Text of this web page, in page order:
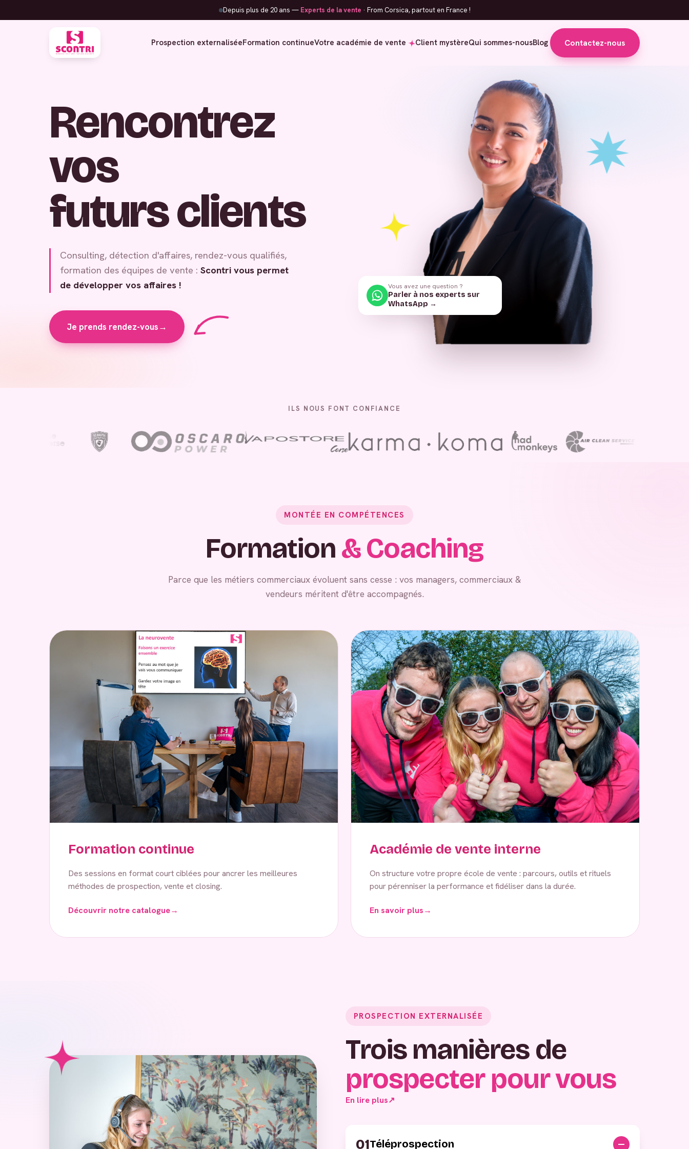
Depuis plus de 20 ans — Experts de la vente · From Corsica, partout en France !
Prospection externaliséeFormation continueVotre académie de vente Client mystèreQui sommes-nousBlog Contactez-nous
Rencontrez
vos
futurs clients
Consulting, détection d'affaires, rendez-vous qualifiés,
formation des équipes de vente : Scontri vous permet
de développer vos affaires !
Je prends rendez-vous→
Vous avez une question ?
Parler à nos experts sur
WhatsApp →
ILS NOUS FONT CONFIANCE
MONTÉE EN COMPÉTENCES
Formation& Coaching
Parce que les métiers commerciaux évoluent sans cesse : vos managers, commerciaux &
vendeurs méritent d'être accompagnés.
Formation continue
Des sessions en format court ciblées pour ancrer les meilleures
méthodes de prospection, vente et closing.
Découvrir notre catalogue→
Académie de vente interne
On structure votre propre école de vente : parcours, outils et rituels
pour pérenniser la performance et fidéliser dans la durée.
En savoir plus→
PROSPECTION EXTERNALISÉE
Trois manières de
prospecter pour vous
En lire plus↗
01Téléprospection